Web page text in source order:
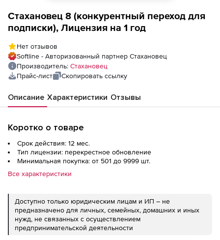
Стахановец 8 (конкурентный переход для
подписки), Лицензия на 1 год
Нет отзывов
Softline - Авторизованный партнер Стахановец
Производитель: Стахановец
Прайс-лист
Скопировать ссылку
Описание Характеристики Отзывы
Коротко о товаре
Срок действия: 12 мес.
Тип лицензии: перекрестное обновление
Минимальная покупка: от 501 до 9999 шт.
Все характеристики
Доступно только юридическим лицам и ИП – не
предназначено для личных, семейных, домашних и иных
нужд, не связанных с осуществлением
предпринимательской деятельности